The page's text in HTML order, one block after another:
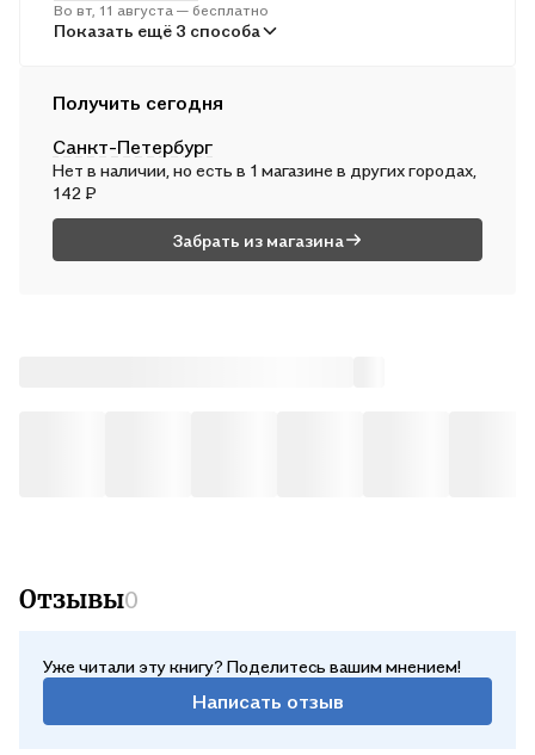
Во вт, 11 августа — бесплатно
В пунктах выдачи
В ср, 12 августа — от 311 ₽
Почтой России
В чт, 13 августа — от 493 ₽
Показать ещё 3 способа
Получить сегодня
Санкт-Петербург
Нет в наличии, но есть в 1 магазине в других городах,
142 ₽
Забрать из магазина
Отзывы0
Уже читали эту книгу? Поделитесь вашим мнением!
Написать отзыв